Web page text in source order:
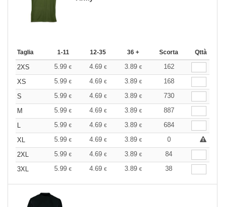
Taglia 1-11 12-35 36 + Scorta Qttà
2XS 5.99 € 4.69 € 3.89 €
162
XS
5.99 € 4.69 € 3.89 €
168
S
5.99 € 4.69 € 3.89 €
730
M
5.99 € 4.69 € 3.89 €
887
L
5.99 € 4.69 € 3.89 €
684
XL
5.99 € 4.69 € 3.89 €
0
2XL
5.99 € 4.69 € 3.89 €
84
3XL
5.99 € 4.69 € 3.89 € 38